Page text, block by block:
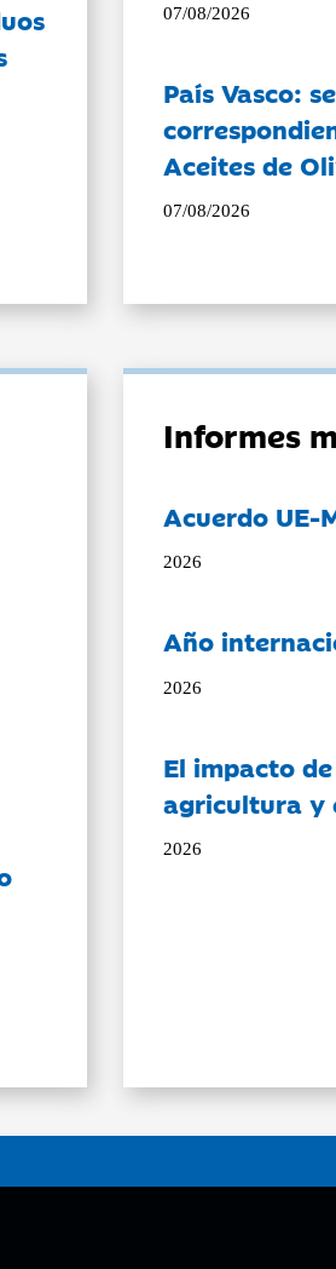
07/08/2026
País Vasco:
Aceites de
07/08/2026
Informes
Acuerdo UE-
2026
Año
2026
El impacto
agricultura y
2026